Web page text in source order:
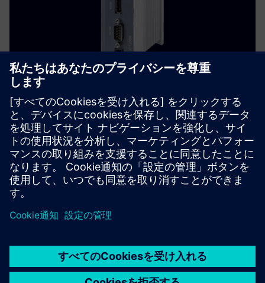
Allorado Gateway
Alloradoは次世代のLoRaゲートウェイで、ユーザーは既存
の建物設備をLoRaセンサーからのデータで簡単に補完で
きます。
詳細情報